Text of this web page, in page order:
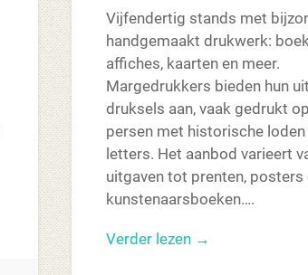
Vijfendertig stands met
handgemaakt drukwerk:
affiches, kaarten en meer.
Margedrukkers bieden hun
druksels aan, vaak gedrukt
persen met historische loden
letters. Het aanbod varieert
uitgaven tot prenten, posters
kunstenaarsboeken….
Verder lezen →